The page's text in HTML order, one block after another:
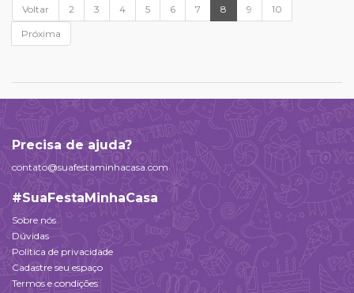
Voltar 2 3 4 5 6 7 8 9 10
Próxima
Precisa de ajuda?
contato@suafestaminhacasa.com
#SuaFestaMinhaCasa
Sobre nós
Dúvidas
Política de privacidade
Cadastre seu espaço
Termos e condições